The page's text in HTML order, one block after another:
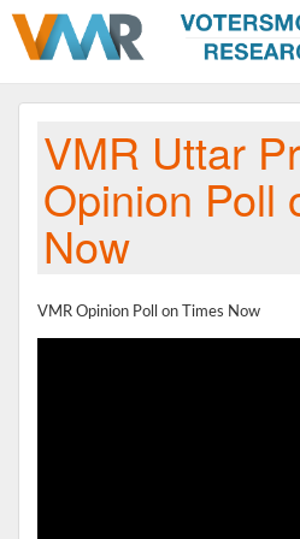
VMR Uttar
Opinion Poll
Now
VMR Opinion Poll on Times Now